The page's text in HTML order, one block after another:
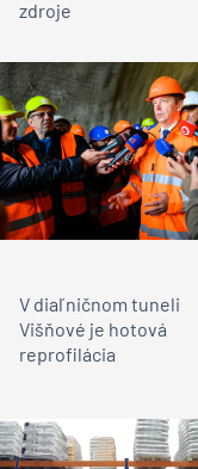
zdroje
V diaľničnom tuneli
Višňové je hotová
reprofilácia